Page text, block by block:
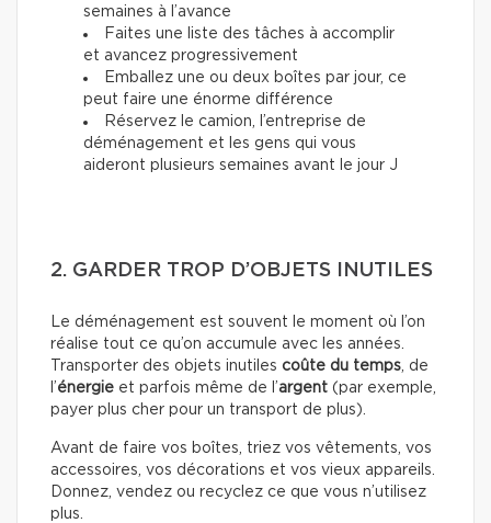
semaines à l’avance
Faites une liste des tâches à accomplir
et avancez progressivement
Emballez une ou deux boîtes par jour, ce
peut faire une énorme différence
Réservez le camion, l’entreprise de
déménagement et les gens qui vous
aideront plusieurs semaines avant le jour J
2. GARDER TROP D’OBJETS INUTILES
Le déménagement est souvent le moment où l’on
réalise tout ce qu’on accumule avec les années.
Transporter des objets inutiles coûte du temps, de
l’énergie et parfois même de l’argent (par exemple,
payer plus cher pour un transport de plus).
Avant de faire vos boîtes, triez vos vêtements, vos
accessoires, vos décorations et vos vieux appareils.
Donnez, vendez ou recyclez ce que vous n’utilisez
plus.